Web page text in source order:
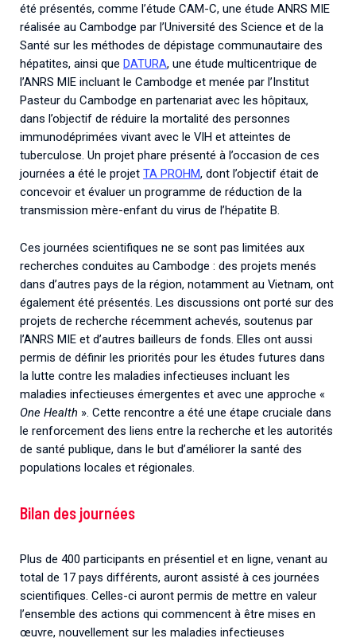
été présentés, comme l’étude CAM-C, une étude ANRS MIE
réalisée au Cambodge par l’Université des Science et de la
Santé sur les méthodes de dépistage communautaire des
hépatites, ainsi que DATURA, une étude multicentrique de
l’ANRS MIE incluant le Cambodge et menée par l’Institut
Pasteur du Cambodge en partenariat avec les hôpitaux,
dans l’objectif de réduire la mortalité des personnes
immunodéprimées vivant avec le VIH et atteintes de
tuberculose. Un projet phare présenté à l’occasion de ces
journées a été le projet TA PROHM, dont l’objectif était de
concevoir et évaluer un programme de réduction de la
transmission mère-enfant du virus de l’hépatite B.
Ces journées scientifiques ne se sont pas limitées aux
recherches conduites au Cambodge : des projets menés
dans d’autres pays de la région, notamment au Vietnam, ont
également été présentés. Les discussions ont porté sur des
projets de recherche récemment achevés, soutenus par
l’ANRS MIE et d’autres bailleurs de fonds. Elles ont aussi
permis de définir les priorités pour les études futures dans
la lutte contre les maladies infectieuses incluant les
maladies infectieuses émergentes et avec une approche «
One Health ». Cette rencontre a été une étape cruciale dans
le renforcement des liens entre la recherche et les autorités
de santé publique, dans le but d’améliorer la santé des
populations locales et régionales.
Bilan des journées
Plus de 400 participants en présentiel et en ligne, venant au
total de 17 pays différents, auront assisté à ces journées
scientifiques. Celles-ci auront permis de mettre en valeur
l’ensemble des actions qui commencent à être mises en
œuvre, nouvellement sur les maladies infectieuses